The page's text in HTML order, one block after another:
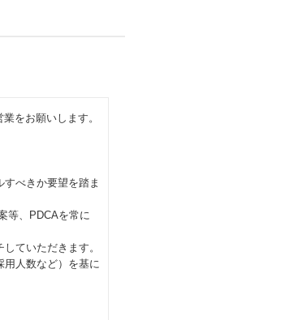
をお願いします。
べきか要望を踏ま
等、PDCAを常に
ていただきます。
人数など）を基に